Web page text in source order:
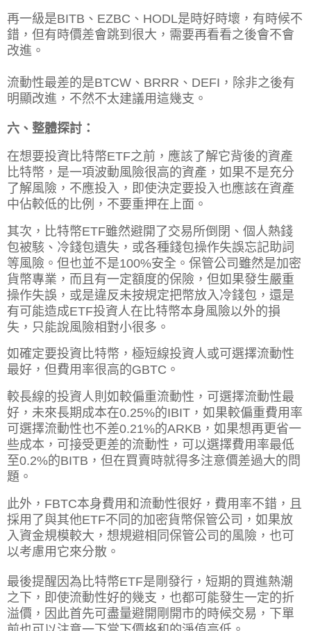
再一級是BITB、EZBC、HODL是時好時壞，有時候不
錯，但有時價差會跳到很大，需要再看看之後會不會
改進。
流動性最差的是BTCW、BRRR、DEFI，除非之後有
明顯改進，不然不太建議用這幾支。
六、整體探討：
在想要投資比特幣ETF之前，應該了解它背後的資產
比特幣，是一項波動風險很高的資產，如果不是充分
了解風險，不應投入，即使決定要投入也應該在資產
中佔較低的比例，不要重押在上面。
其次，比特幣ETF雖然避開了交易所倒閉、個人熱錢
包被駭、冷錢包遺失，或各種錢包操作失誤忘記助詞
等風險。但也並不是100%安全。保管公司雖然是加密
貨幣專業，而且有一定額度的保險，但如果發生嚴重
操作失誤，或是違反未按規定把幣放入冷錢包，還是
有可能造成ETF投資人在比特幣本身風險以外的損
失，只能說風險相對小很多。
如確定要投資比特幣，極短線投資人或可選擇流動性
最好，但費用率很高的GBTC。
較長線的投資人則如較偏重流動性，可選擇流動性最
好，未來長期成本在0.25%的IBIT，如果較偏重費用率
可選擇流動性也不差0.21%的ARKB，如果想再更省一
些成本，可接受更差的流動性，可以選擇費用率最低
至0.2%的BITB，但在買賣時就得多注意價差過大的問
題。
此外，FBTC本身費用和流動性很好，費用率不錯，且
採用了與其他ETF不同的加密貨幣保管公司，如果放
入資金規模較大，想規避相同保管公司的風險，也可
以考慮用它來分散。
最後提醒因為比特幣ETF是剛發行，短期的買進熱潮
之下，即使流動性好的幾支，也都可能發生一定的折
溢價，因此首先可盡量避開剛開市的時候交易，下單